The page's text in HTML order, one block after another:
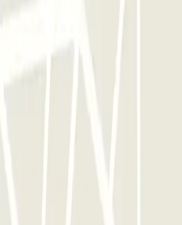
Furgonetas: